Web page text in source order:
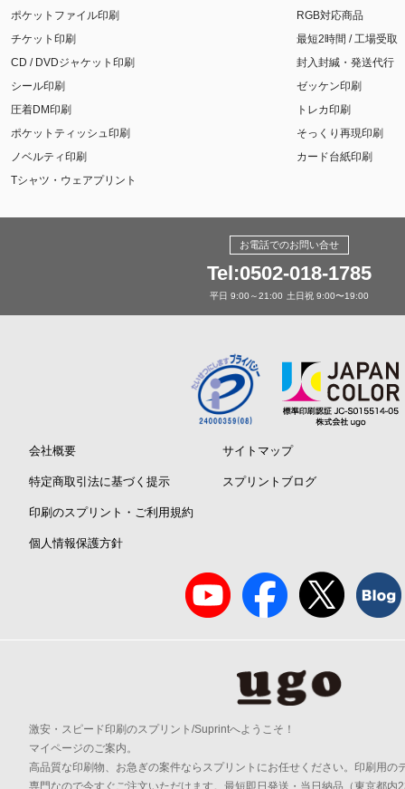
ポケットファイル印刷
チケット印刷
CD / DVDジャケット印刷
シール印刷
圧着DM印刷
ポケットティッシュ印刷
ノベルティ印刷
Tシャツ・ウェアプリント
RGB対応商品
最短2時間 / 工場受取
封入封緘・発送代行
ゼッケン印刷
トレカ印刷
そっくり再現印刷
カード台紙印刷
お電話でのお問い合せ
Tel:0502-018-1785
平日 9:00～21:00 土日祝 9:00〜19:00
会社概要
特定商取引法に基づく提示
印刷のスプリント・ご利用規約
個人情報保護方針
サイトマップ
スプリントブログ
激安・スピード印刷のスプリント/Suprintへようこそ！
マイページのご案内。
高品質な印刷物、お急ぎの案件ならスプリントにお任せください。印刷用の